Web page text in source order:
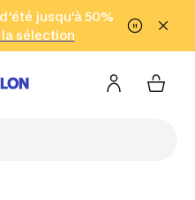
contenu Aller au pied de
jusqu'à 50%
sélection
ici
h!